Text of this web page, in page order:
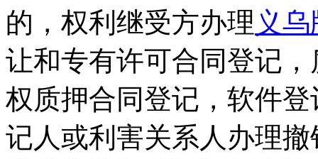
的，权利继受方办理 义
让和专有许可合同登记
权质押合同登记，软件
记人或利害关系人办理